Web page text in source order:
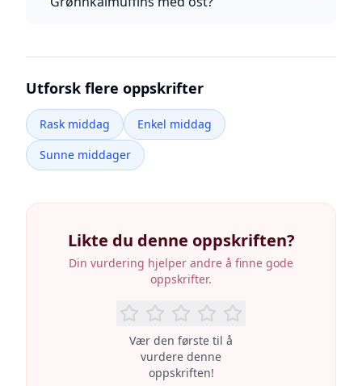
Utforsk flere oppskrifter
Rask middag
Enkel middag
Sunne middager
Likte du denne oppskriften?
Din vurdering hjelper andre å finne gode
oppskrifter.
Vær den første til å
vurdere denne
oppskriften!